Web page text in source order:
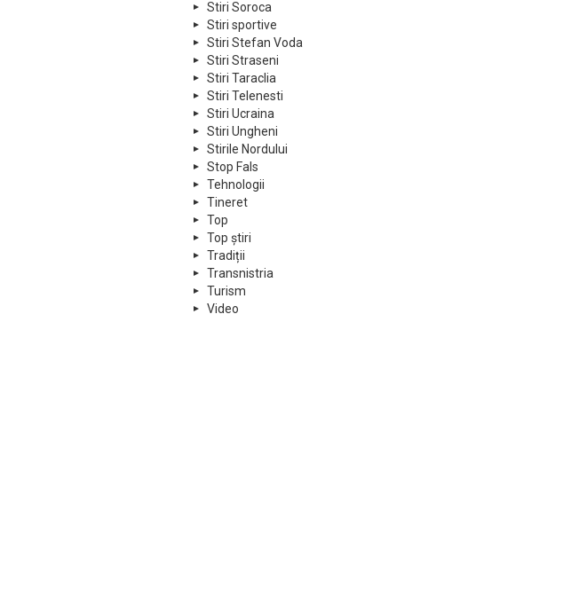
Stiri Soroca
Stiri sportive
Stiri Stefan Voda
Stiri Straseni
Stiri Taraclia
Stiri Telenesti
Stiri Ucraina
Stiri Ungheni
Stirile Nordului
Stop Fals
Tehnologii
Tineret
Top
Top știri
Tradiții
Transnistria
Turism
Video